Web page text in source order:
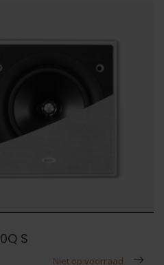
S
Niet op voorraad